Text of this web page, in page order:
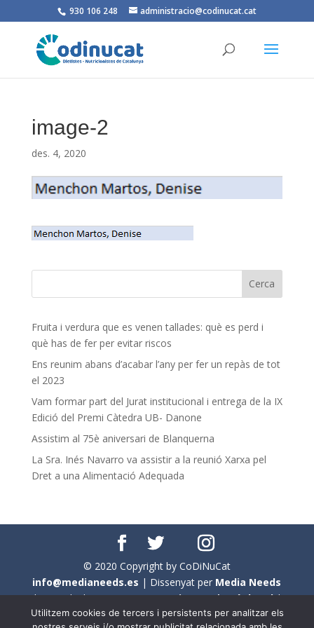
930 106 248 administracio@codinucat.cat
image-2
des. 4, 2020
Fruita i verdura que es venen tallades: què es perd i
què has de fer per evitar riscos
Ens reunim abans d’acabar l’any per fer un repàs de tot
el 2023
Vam formar part del Jurat institucional i entrega de la IX
Edició del Premi Càtedra UB- Danone
Assistim al 75è aniversari de Blanquerna
La Sra. Inés Navarro va assistir a la reunió Xarxa pel
Dret a una Alimentació Adequada
© 2020 Copyright by CoDiNuCat
info@medianeeds.es | Dissenyat per Media Needs
| Tots els drets reservats aCoDiNuCat |Avís legal|
Avís per cookies
Utilitzem cookies de tercers i persistents per analitzar els